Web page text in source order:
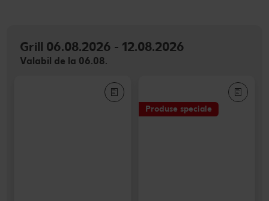
Grill 06.08.2026 - 12.08.2026
Valabil de la 06.08.
Produse speciale